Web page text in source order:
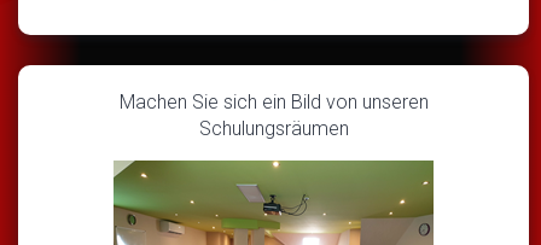
Machen Sie sich ein Bild von unseren
Schulungsräumen